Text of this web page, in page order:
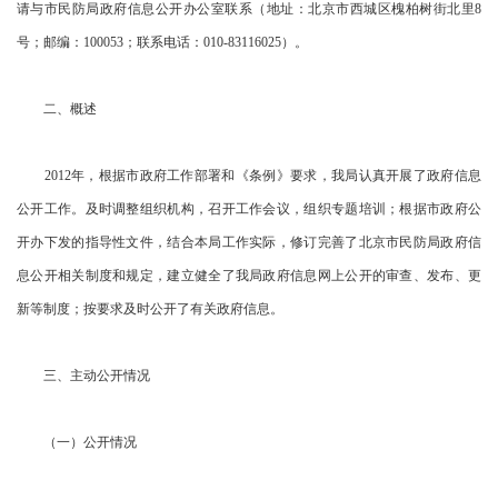
请与市民防局政府信息公开办公室联系（地址：北京市西城区槐柏树街北里8
号；邮编：100053；联系电话：010-83116025）。
二、概述
2012年，根据市政府工作部署和《条例》要求，我局认真开展了政府信息
公开工作。及时调整组织机构，召开工作会议，组织专题培训；根据市政府公
开办下发的指导性文件，结合本局工作实际，修订完善了北京市民防局政府信
息公开相关制度和规定，建立健全了我局政府信息网上公开的审查、发布、更
新等制度；按要求及时公开了有关政府信息。
三、主动公开情况
（一）公开情况